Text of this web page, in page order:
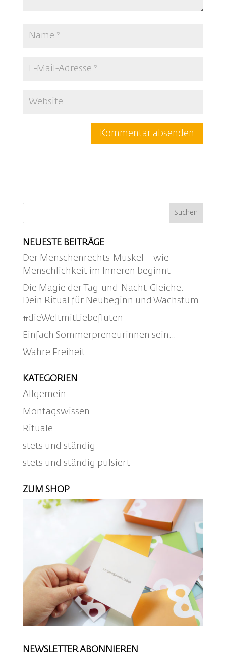
NEUESTE BEITRÄGE
Der Menschenrechts-Muskel – wie
Menschlichkeit im Inneren beginnt
Die Magie der Tag-und-Nacht-Gleiche:
Dein Ritual für Neubeginn und Wachstum
#dieWeltmitLiebefluten
Einfach Sommerpreneurinnen sein…
Wahre Freiheit
KATEGORIEN
Allgemein
Montagswissen
Rituale
stets und ständig
stets und ständig pulsiert
ZUM SHOP
NEWSLETTER ABONNIEREN